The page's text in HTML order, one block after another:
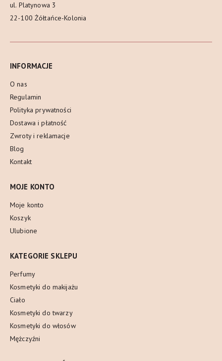
ul. Platynowa 3
22-100 Żółtańce-Kolonia
INFORMACJE
O nas
Regulamin
Polityka prywatności
Dostawa i płatność
Zwroty i reklamacje
Blog
Kontakt
MOJE KONTO
Moje konto
Koszyk
Ulubione
KATEGORIE SKLEPU
Perfumy
Kosmetyki do makijażu
Ciało
Kosmetyki do twarzy
Kosmetyki do włosów
Mężczyźni